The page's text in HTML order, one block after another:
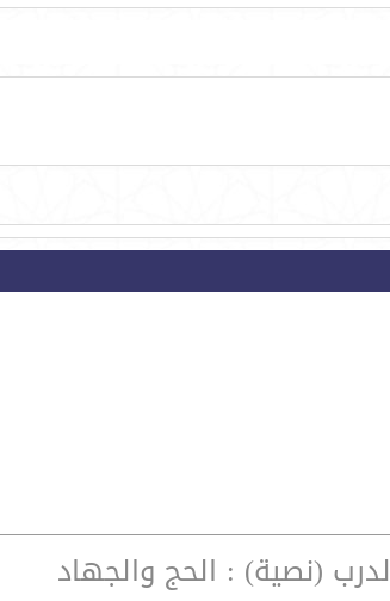
(نصية) : الحج والجهاد